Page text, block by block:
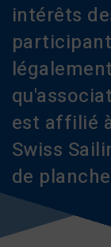
intérêts
est affilié
Swiss
de